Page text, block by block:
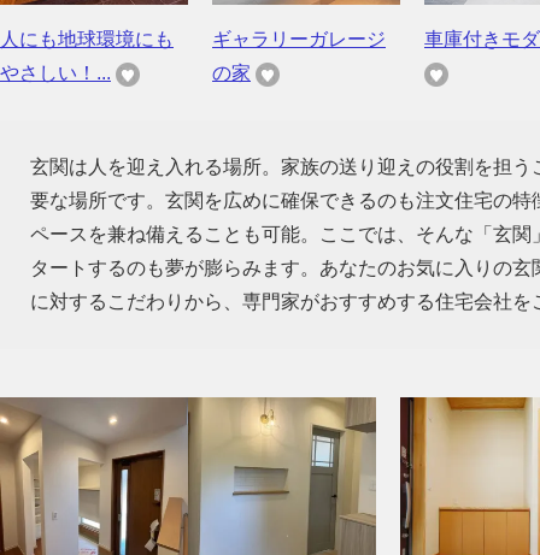
人にも地球環境にも
やさしい！...
ギャラリーガレージ
の家
車庫付きモ
玄関は人を迎え入れる場所。家族の送り迎えの役割を担
要な場所です。玄関を広めに確保できるのも注文住宅の
ペースを兼ね備えることも可能。ここでは、そんな「玄
タートするのも夢が膨らみます。あなたのお気に入りの
に対するこだわりから、専門家がおすすめする住宅会社